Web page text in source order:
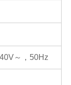
～， 50Hz